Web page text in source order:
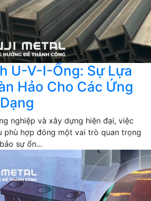
U-V-I-Ống: Sự Lựa
Hảo Cho Các Ứng
nghiệp và xây dựng hiện đại, việc
phù hợp đóng một vai trò quan trọng
sự ổn...